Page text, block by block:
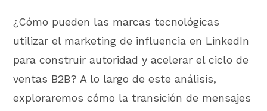
¿Cómo pueden las marcas tecnológicas
utilizar el marketing de influencia en LinkedIn
para construir autoridad y acelerar el ciclo de
ventas B2B? A lo largo de este análisis,
exploraremos cómo la transición de mensajes